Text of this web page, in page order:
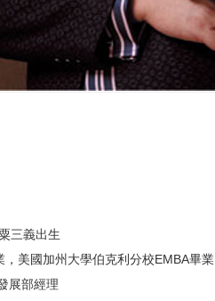
三義出生
，美國加州大學伯克利分校EMBA畢業
展部經理